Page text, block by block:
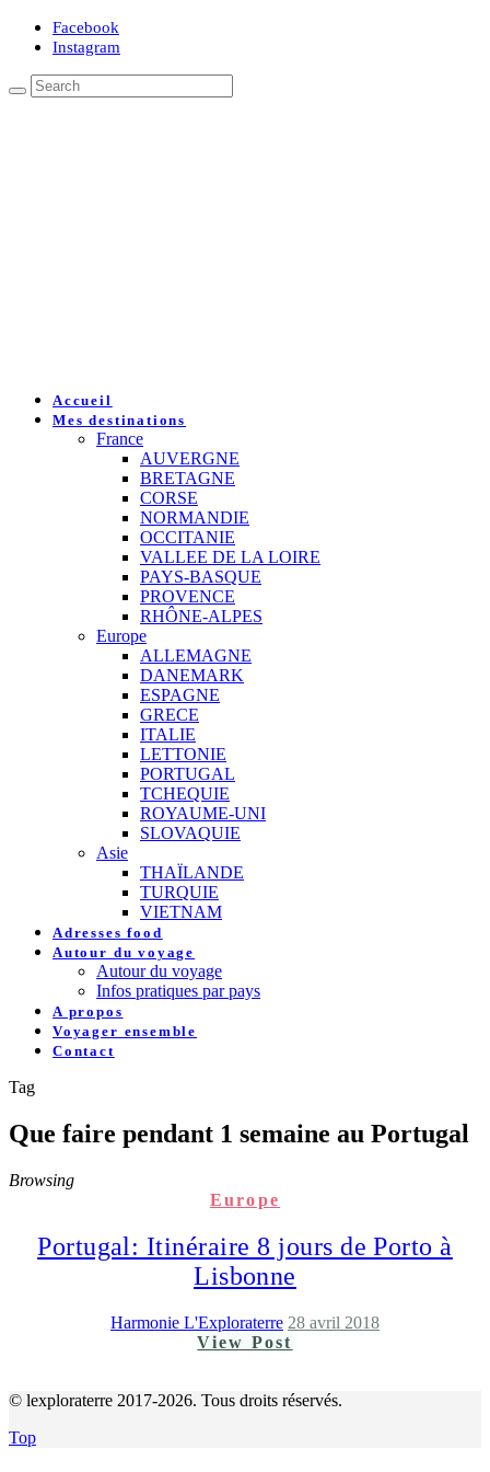
Facebook
Instagram
Accueil
Mes destinations
France
AUVERGNE
BRETAGNE
CORSE
NORMANDIE
OCCITANIE
VALLEE DE LA LOIRE
PAYS-BASQUE
PROVENCE
RHÔNE-ALPES
Europe
ALLEMAGNE
DANEMARK
ESPAGNE
GRECE
ITALIE
LETTONIE
PORTUGAL
TCHEQUIE
ROYAUME-UNI
SLOVAQUIE
Asie
THAÏLANDE
TURQUIE
VIETNAM
Adresses food
Autour du voyage
Autour du voyage
Infos pratiques par pays
A propos
Voyager ensemble
Contact
Tag
Que faire pendant 1 semaine au Portugal
Browsing
Europe
Portugal: Itinéraire 8 jours de Porto à
Lisbonne
Harmonie L'Exploraterre 28 avril 2018
View Post
© lexploraterre 2017-2026. Tous droits réservés.
Top